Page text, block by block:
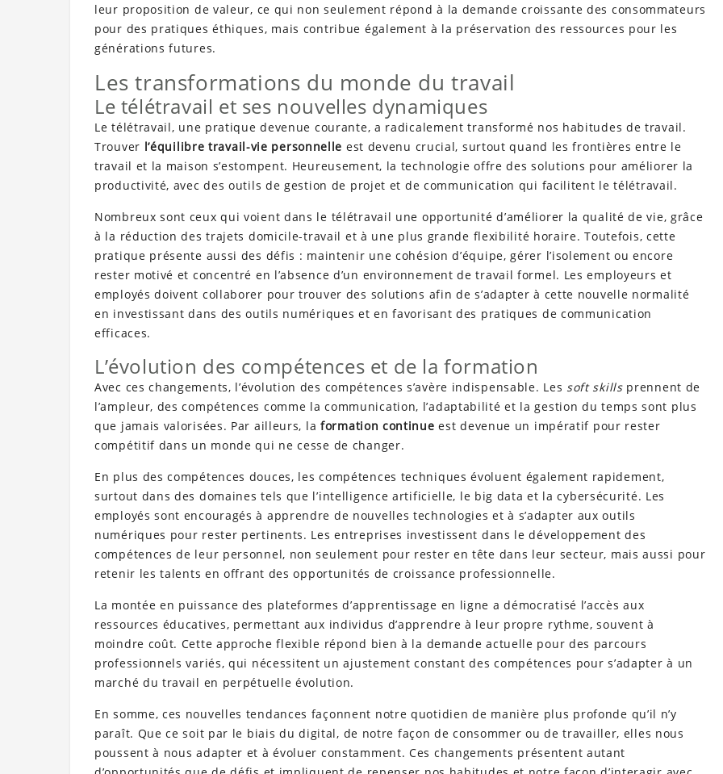
leur proposition de valeur, ce qui non seulement répond à la demande croissante des consommateurs
pour des pratiques éthiques, mais contribue également à la préservation des ressources pour les
générations futures.
Les transformations du monde du travail
Le télétravail et ses nouvelles dynamiques
Le télétravail, une pratique devenue courante, a radicalement transformé nos habitudes de travail.
Trouver l’équilibre travail-vie personnelle est devenu crucial, surtout quand les frontières entre le
travail et la maison s’estompent. Heureusement, la technologie offre des solutions pour améliorer la
productivité, avec des outils de gestion de projet et de communication qui facilitent le télétravail.
Nombreux sont ceux qui voient dans le télétravail une opportunité d’améliorer la qualité de vie, grâce
à la réduction des trajets domicile-travail et à une plus grande flexibilité horaire. Toutefois, cette
pratique présente aussi des défis : maintenir une cohésion d’équipe, gérer l’isolement ou encore
rester motivé et concentré en l’absence d’un environnement de travail formel. Les employeurs et
employés doivent collaborer pour trouver des solutions afin de s’adapter à cette nouvelle normalité
en investissant dans des outils numériques et en favorisant des pratiques de communication
efficaces.
L’évolution des compétences et de la formation
Avec ces changements, l’évolution des compétences s’avère indispensable. Les soft skillsprennent de
l’ampleur, des compétences comme la communication, l’adaptabilité et la gestion du temps sont plus
que jamais valorisées. Par ailleurs, la formation continue est devenue un impératif pour rester
compétitif dans un monde qui ne cesse de changer.
En plus des compétences douces, les compétences techniques évoluent également rapidement,
surtout dans des domaines tels que l’intelligence artificielle, le big data et la cybersécurité. Les
employés sont encouragés à apprendre de nouvelles technologies et à s’adapter aux outils
numériques pour rester pertinents. Les entreprises investissent dans le développement des
compétences de leur personnel, non seulement pour rester en tête dans leur secteur, mais aussi pour
retenir les talents en offrant des opportunités de croissance professionnelle.
La montée en puissance des plateformes d’apprentissage en ligne a démocratisé l’accès aux
ressources éducatives, permettant aux individus d’apprendre à leur propre rythme, souvent à
moindre coût. Cette approche flexible répond bien à la demande actuelle pour des parcours
professionnels variés, qui nécessitent un ajustement constant des compétences pour s’adapter à un
marché du travail en perpétuelle évolution.
En somme, ces nouvelles tendances façonnent notre quotidien de manière plus profonde qu’il n’y
paraît. Que ce soit par le biais du digital, de notre façon de consommer ou de travailler, elles nous
poussent à nous adapter et à évoluer constamment. Ces changements présentent autant